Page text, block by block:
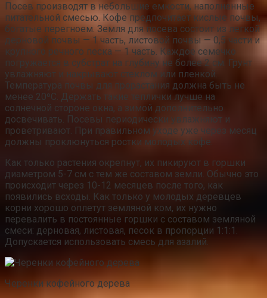
Посев производят в небольшие емкости, наполненные
питательной смесью. Кофе предпочитает кислые почвы,
богатые перегноем. Земля для посева состоит из легкой
дерновой почвы — 1 часть, листовой почвы — 0,5 части и
крупного речного песка — 1 часть. Каждое семечко
погружается в субстрат на глубину не более 2 см. Грунт
увлажняют и накрывают стеклом или пленкой.
Температура почвы для прорастания должна быть не
менее 20ºC. Держать такие теплички лучше на
солнечной стороне окна, а зимой дополнительно
досвечивать. Посевы периодически увлажняют и
проветривают. При правильном уходе уже через месяц
должны проклюнуться ростки молодых кофе.
Как только растения окрепнут, их пикируют в горшки
диаметром 5-7 см с тем же составом земли. Обычно это
происходит через 10-12 месяцев после того, как
появились всходы. Как только у молодых деревцев
корни хорошо оплетут земляной ком, их нужно
перевалить в постоянные горшки с составом земляной
смеси: дерновая, листовая, песок в пропорции 1:1:1.
Допускается использовать смесь для азалий.
Черенки кофейного дерева